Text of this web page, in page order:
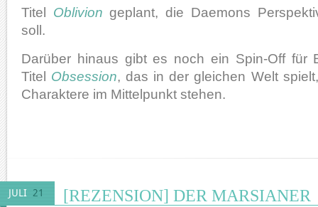
Titel Oblivion geplant, die Daemons
soll.
Darüber hinaus gibt es noch ein Spin-Off für
Titel Obsession, das in der gleichen Welt
Charaktere im Mittelpunkt stehen.
JULI 21 [REZENSION] DER MARSIANER